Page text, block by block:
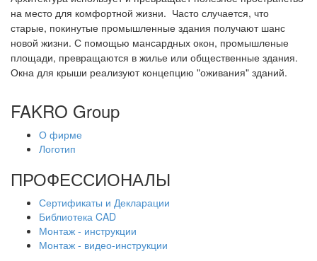
на место для комфортной жизни. Часто случается, что
старые, покинутые промышленные здания получают шанс
новой жизни. С помощью мансардных окон, промышленые
площади, превращаются в жилье или общественные здания.
Окна для крыши реализуют концепцию "оживания" зданий.
FAKRO Group
О фирме
Логотип
ПРОФЕССИОНАЛЫ
Сертификаты и Декларации
Библиотека CAD
Монтаж - инструкции
Монтаж - видео-инструкции